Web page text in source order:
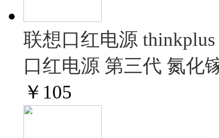
联想口红电源
口红电源 第三代 氮化
￥ 105